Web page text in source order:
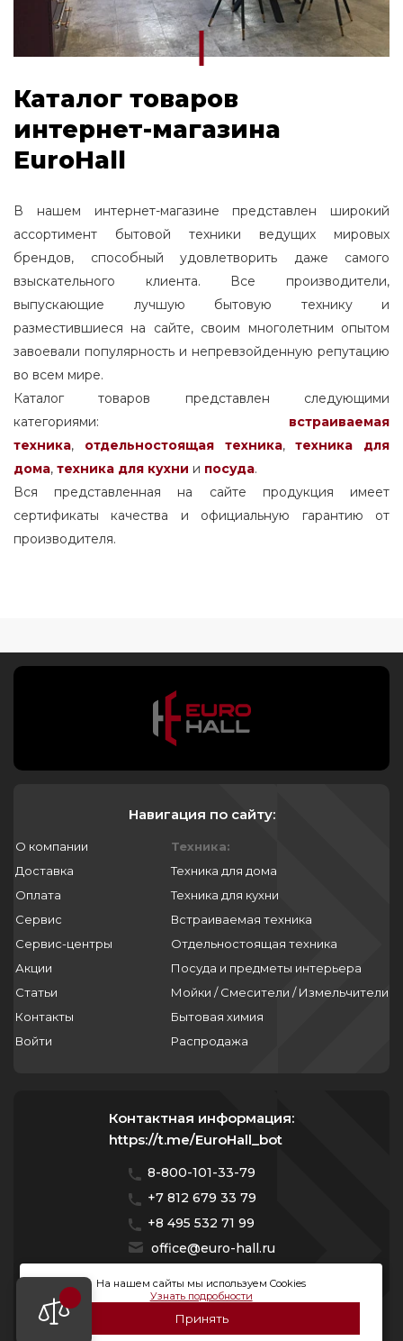
Каталог товаров
интернет-магазина
EuroHall
В нашем интернет-магазине представлен широкий
ассортимент бытовой техники ведущих мировых
брендов, способный удовлетворить даже самого
взыскательного клиента. Все производители,
выпускающие лучшую бытовую технику и
разместившиеся на сайте, своим многолетним опытом
завоевали популярность и непревзойденную репутацию
во всем мире.
Каталог товаров представлен следующими
категориями: встраиваемая
техника, отдельностоящаятехника,
техника для
дома, техника для кухни и посуда.
Вся представленная на сайте продукция имеет
сертификаты качества и официальную гарантию от
производителя.
Навигация по сайту:
О компании
Доставка
Оплата
Сервис
Сервис-центры
Акции
Статьи
Контакты
Войти
Техника:
Техника для дома
Техника для кухни
Встраиваемая техника
Отдельностоящая техника
Посуда и предметы интерьера
Мойки / Смесители / Измельчители
Бытовая химия
Распродажа
Контактная информация:
https://t.me/EuroHall_bot
8-800-101-33-79
+7 812 679 33 79
+8 495 532 71 99
office@euro-hall.ru
Санкт-Петербург, ул. Куйбышева, д. 38/40
Мы работаем с 10:00 — 20:00 без выходных
На нашем сайты мы используем Cookies
Узнать подробности
Принять